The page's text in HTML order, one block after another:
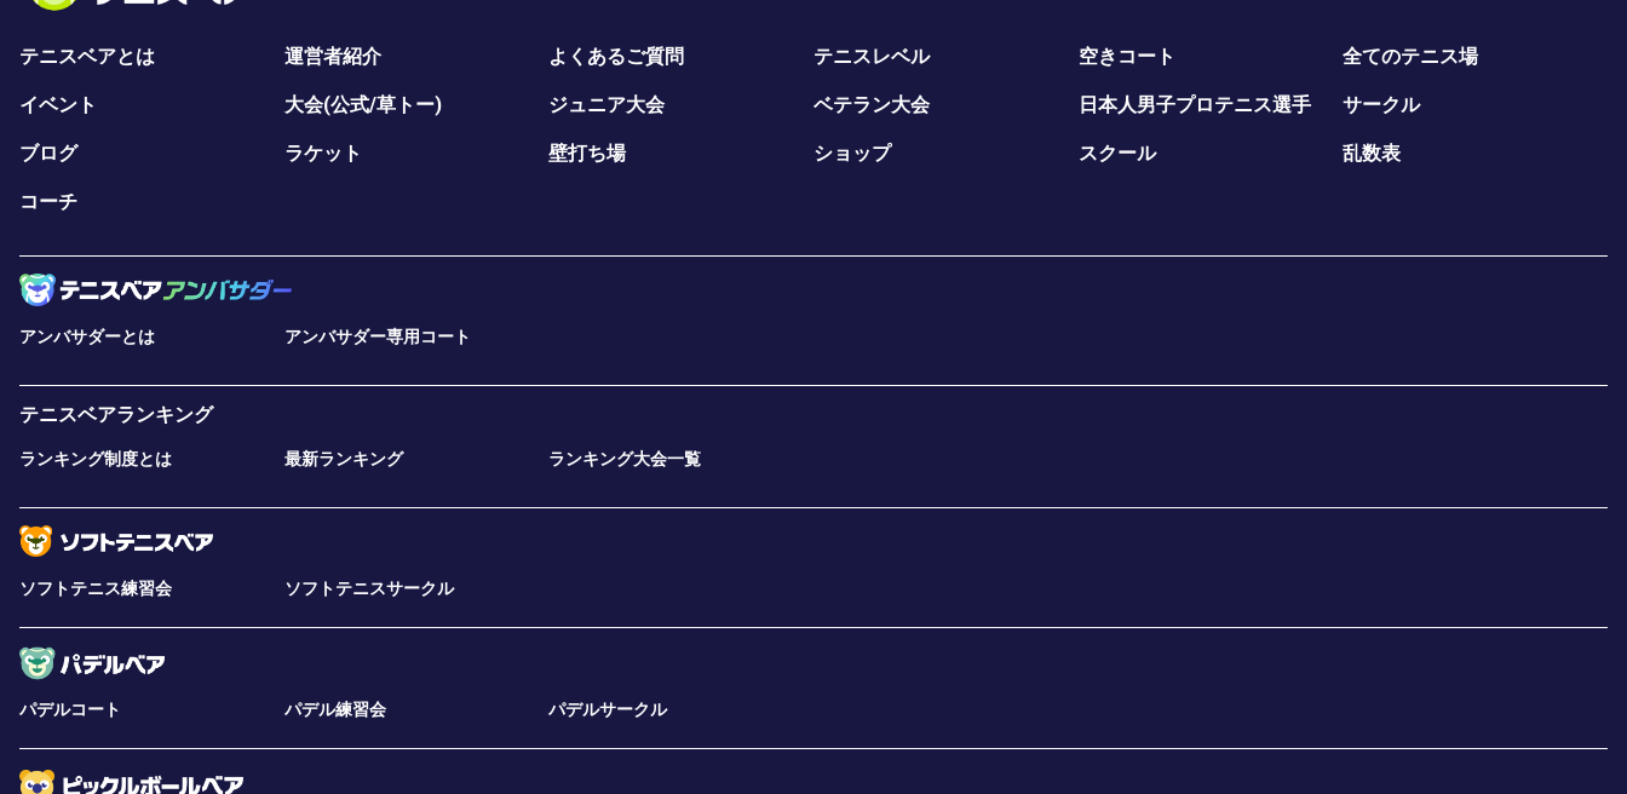
テニスベアとは 運営者紹介 よくあるご質問 テニスレベル 空きコート 全てのテニス場
イベント 大会(公式/草トー) ジュニア大会 ベテラン大会 日本人男子プロテニス選手 サークル
ブログ ラケット 壁打ち場 ショップ スクール 乱数表
コーチ
アンバサダーとは アンバサダー専用コート
テニスベアランキング
ランキング制度とは 最新ランキング ランキング大会一覧
ソフトテニス練習会 ソフトテニスサークル
パデルコート パデル練習会 パデルサークル